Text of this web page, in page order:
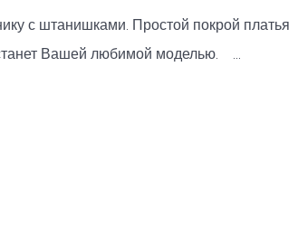
с штанишками. Простой покрой платья
Вашей любимой моделью. ...